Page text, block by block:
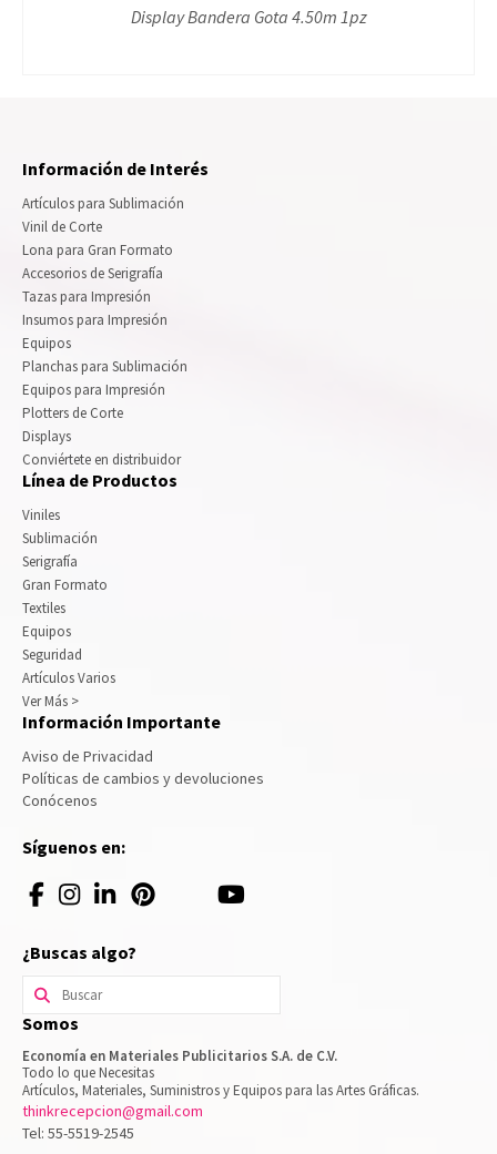
Display Bandera Gota 4.50m 1pz
Información de Interés
Artículos para Sublimación
Vinil de Corte
Lona para Gran Formato
Accesorios de Serigrafía
Tazas para Impresión
Insumos para Impresión
Equipos
Planchas para Sublimación
Equipos para Impresión
Plotters de Corte
Displays
Conviértete en distribuidor
Línea de Productos
Viniles
Sublimación
Serigrafía
Gran Formato
Textiles
Equipos
Seguridad
Artículos Varios
Ver Más >
Información Importante
Aviso de Privacidad
Políticas de cambios y devoluciones
Conócenos
Síguenos en:
¿Buscas algo?
Buscar
por:
Somos
Economía en Materiales Publicitarios S.A. de C.V.
Todo lo que Necesitas
Artículos, Materiales, Suministros y Equipos para las Artes Gráficas.
thinkrecepcion@gmail.com
Tel: 55-5519-2545